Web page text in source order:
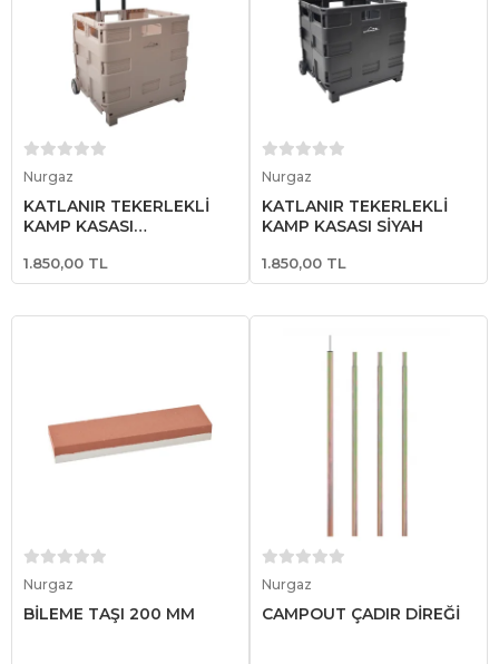
Nurgaz
KATLANIR TEKERLEKLİ
KAMP KASASI
1.850,00 TL
Nurgaz
KATLANIR TEKERLEKLİ
KAMP KASASI SİYAH
1.850,00 TL
Nurgaz
BİLEME TAŞI 200 MM
Nurgaz
CAMPOUT ÇADIR DİREĞİ